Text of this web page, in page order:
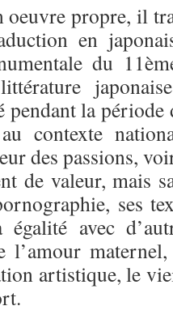
oeuvre propre, il
en
du
pendant la
contexte
des passions,
de valeur, mais
ses
avec
l’amour
artistique, le